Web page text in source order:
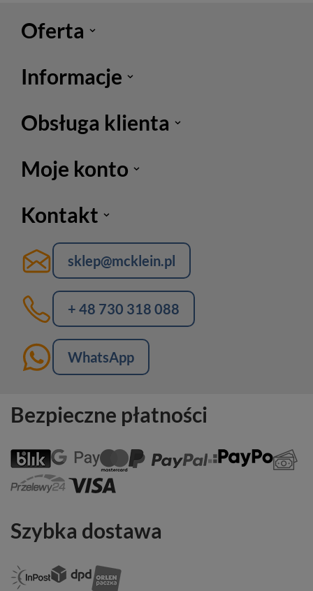
Oferta
Informacje
Obsługa klienta
Moje konto
Kontakt
sklep@mcklein.pl
+ 48 730 318 088
WhatsApp
Bezpieczne płatności
Szybka dostawa